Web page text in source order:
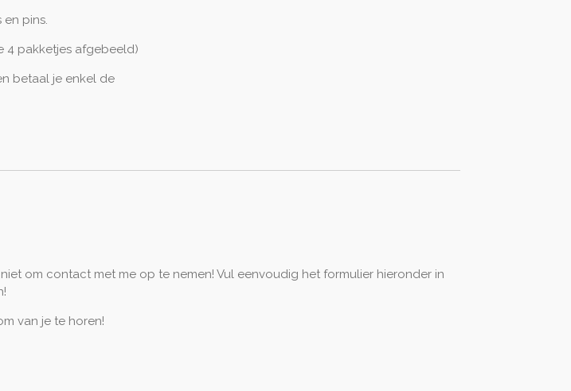
pins.
4 pakketjes afgebeeld)
betaal je enkel de
om contact met me op te nemen! Vul eenvoudig het formulier hieronder in
van je te horen!